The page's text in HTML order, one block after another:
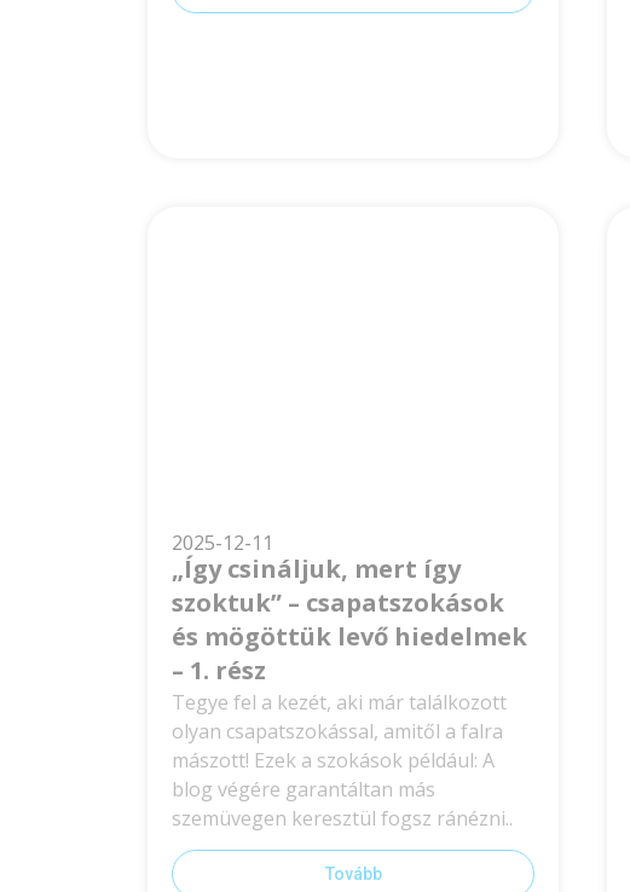
2025-12-11
„Így csináljuk, mert így
szoktuk” – csapatszokások
és mögöttük levő hiedelmek
– 1. rész
Tegye fel a kezét, aki már találkozott
olyan csapatszokással, amitől a falra
mászott! Ezek a szokások például: A
blog végére garantáltan más
szemüvegen keresztül fogsz ránézni..
Tovább